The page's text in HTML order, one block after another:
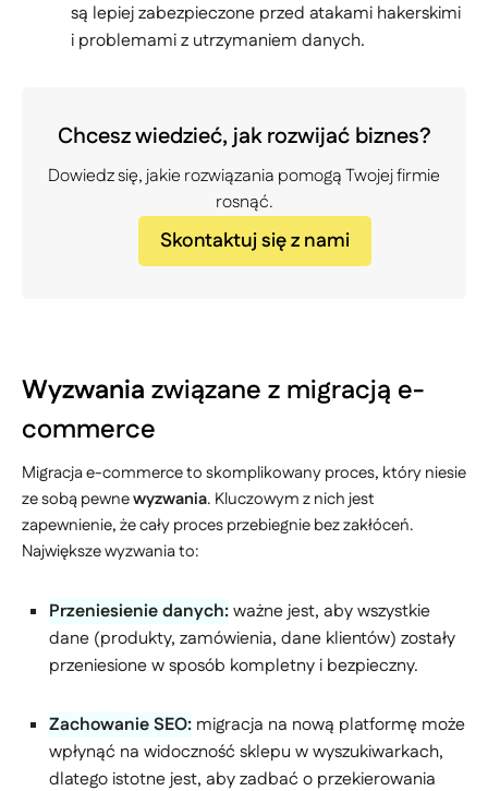
są lepiej zabezpieczone przed atakami hakerskimi
i problemami z utrzymaniem danych.
Chcesz wiedzieć, jak rozwijać biznes?
Dowiedz się, jakie rozwiązania pomogą Twojej firmie
rosnąć.
Skontaktuj się z nami
Wyzwania związane z migracją e-
commerce
Migracja e-commerce to skomplikowany proces, który niesie
ze sobą pewnewyzwania. Kluczowym z nich jest
zapewnienie, że cały proces przebiegnie bez zakłóceń.
Największe wyzwania to:
Przeniesienie danych:ważne jest, aby wszystkie
dane (produkty, zamówienia, dane klientów) zostały
przeniesione w sposób kompletny i bezpieczny.
Zachowanie SEO: migracja na nową platformę może
wpłynąć na widoczność sklepu w wyszukiwarkach,
dlatego istotne jest, aby zadbać o przekierowania